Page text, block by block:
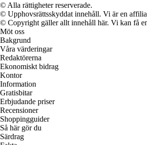
© Alla rättigheter reserverade.
© Upphovsrättsskyddat innehåll. Vi är en
© Copyright gäller allt innehåll här. Vi kan få
Möt oss
Bakgrund
Våra värderingar
Redaktörerna
Ekonomiskt bidrag
Kontor
Information
Gratisbitar
Erbjudande priser
Recensioner
Shoppingguider
Så här gör du
Särdrag